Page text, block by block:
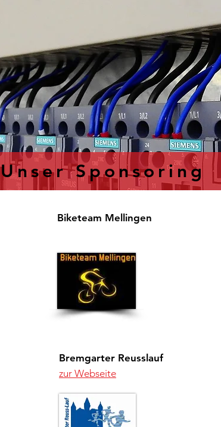
Unser Sponsoring
Biketeam Mellingen
Bremgarter Reusslauf
zur Webseite